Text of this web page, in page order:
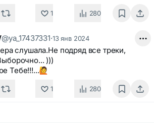
1 280
@ya_17437331·13 янв 2024
слушала.Не подряд все треки,
)))
Тебе!!!...🙋
1 280